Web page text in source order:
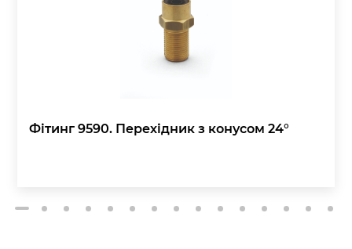
Фітинг 9590. Перехідник з конусом 24°
2 3 4 5 6 7 8 9 10 11 12 13 14 15